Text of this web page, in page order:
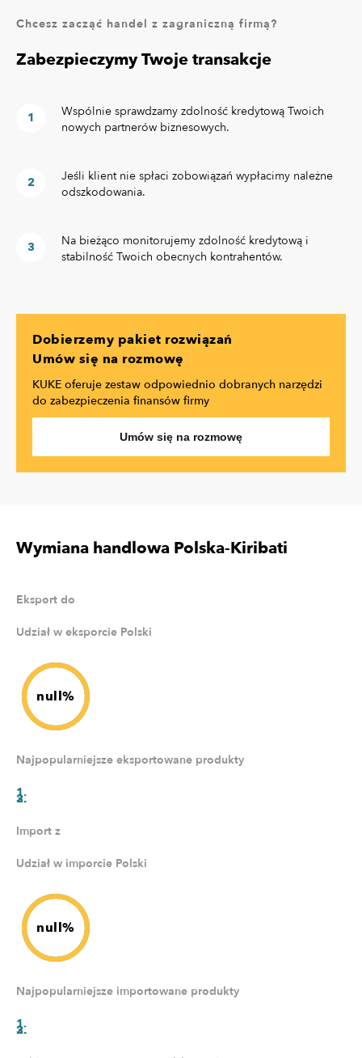
Chcesz zacząć handel z zagraniczną firmą?
Zabezpieczymy Twoje transakcje
Wspólnie sprawdzamy zdolność kredytową Twoich
nowych partnerów biznesowych.
Jeśli klient nie spłaci zobowiązań wypłacimy należne
odszkodowania.
Na bieżąco monitorujemy zdolność kredytową i
stabilność Twoich obecnych kontrahentów.
Dobierzemy pakiet rozwiązań
Umów się na rozmowę
KUKE oferuje zestaw odpowiednio dobranych narzędzi
do zabezpieczenia finansów firmy
Umów się na rozmowę
Wymiana handlowa Polska-Kiribati
Eksport do
Udział w eksporcie Polski
null%
Najpopularniejsze eksportowane produkty
Import z
Udział w imporcie Polski
null%
Najpopularniejsze importowane produkty